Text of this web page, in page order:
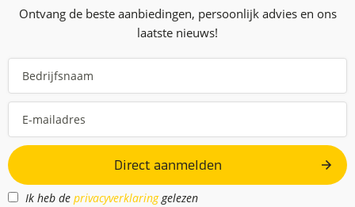
Ontvang de beste aanbiedingen, persoonlijk advies en ons
laatste nieuws!
Direct aanmelden
Ik heb de privacyverklaringgelezen